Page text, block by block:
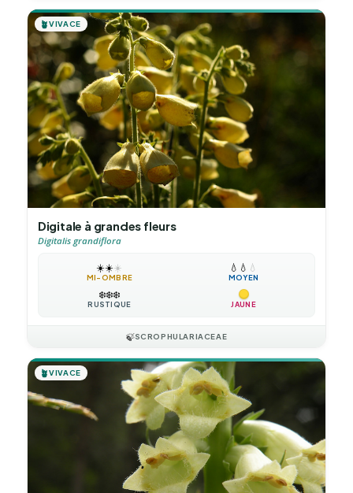
🪴VIVACE
Digitale à grandes fleurs
Digitalis grandiflora
☀️☀️☀️
MI-OMBRE
💧 💧 💧
MOYEN
❄️❄️❄️
RUSTIQUE JAUNE
🍃SCROPHULARIACEAE
🪴VIVACE